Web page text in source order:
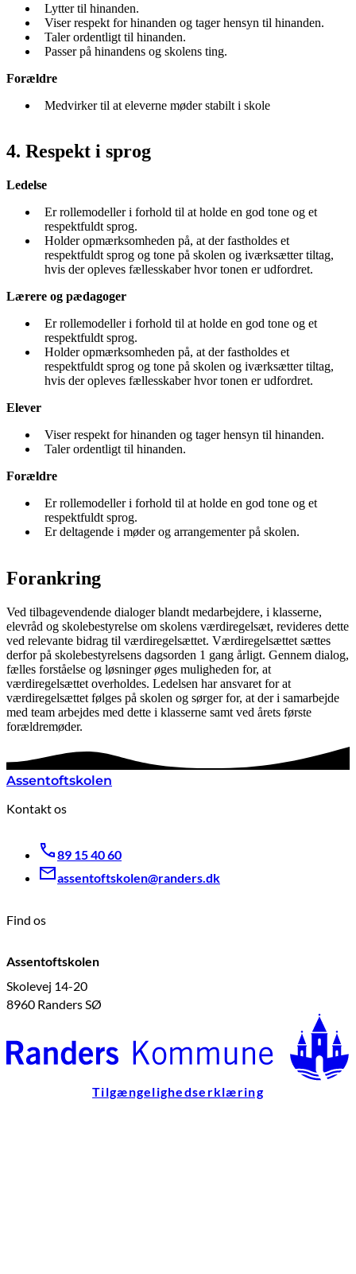
Lytter til hinanden.
Viser respekt for hinanden og tager hensyn til hinanden.
Taler ordentligt til hinanden.
Passer på hinandens og skolens ting.
Forældre
Medvirker til at eleverne møder stabilt i skole
4. Respekt i sprog
Ledelse
Er rollemodeller i forhold til at holde en god tone og et
respektfuldt sprog.
Holder opmærksomheden på, at der fastholdes et
respektfuldt sprog og tone på skolen og iværksætter tiltag,
hvis der opleves fællesskaber hvor tonen er udfordret.
Lærere og pædagoger
Er rollemodeller i forhold til at holde en god tone og et
respektfuldt sprog.
Holder opmærksomheden på, at der fastholdes et
respektfuldt sprog og tone på skolen og iværksætter tiltag,
hvis der opleves fællesskaber hvor tonen er udfordret.
Elever
Viser respekt for hinanden og tager hensyn til hinanden.
Taler ordentligt til hinanden.
Forældre
Er rollemodeller i forhold til at holde en god tone og et
respektfuldt sprog.
Er deltagende i møder og arrangementer på skolen.
Forankring
Ved tilbagevendende dialoger blandt medarbejdere, i klasserne,
elevråd og skolebestyrelse om skolens værdiregelsæt, revideres dette
ved relevante bidrag til værdiregelsættet. Værdiregelsættet sættes
derfor på skolebestyrelsens dagsorden 1 gang årligt. Gennem dialog,
fælles forståelse og løsninger øges muligheden for, at
værdiregelsættet overholdes. Ledelsen har ansvaret for at
værdiregelsættet følges på skolen og sørger for, at der i samarbejde
med team arbejdes med dette i klasserne samt ved årets første
forældremøder.
Assentoftskolen
Kontakt os
89 15 40 60
assentoftskolen@randers.dk
Find os
Assentoftskolen
Skolevej 14-20
8960 Randers SØ
Tilgængelighedserklæring